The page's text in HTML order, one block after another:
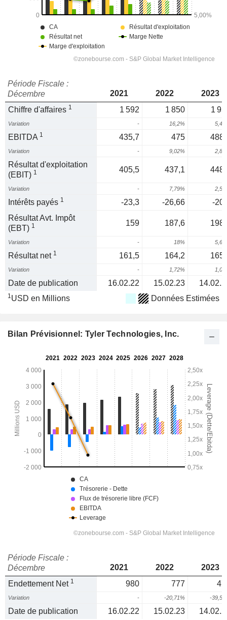
Période Fiscale :
Décembre
2021 2022
2023
Chiffre d'affaires 1 1 592 1 850 1
Variation - 16,2%
EBITDA 1 435,7 475
Variation - 9,02%
Résultat d'exploitation
(EBIT) 1 405,5 437,1
Variation - 7,79%
Intérêts payés 1 -23,3 -26,66
-
Résultat Avt. Impôt
(EBT) 1 159 187,6
Variation - 18%
Résultat net 1 161,5 164,2
Variation - 1,72%
Date de publication 16.02.22 15.02.23
1USD en Millions Données Estimées
Bilan Prévisionnel: Tyler Technologies, Inc.
Période Fiscale :
Décembre
2021 2022
2023
Endettement Net 1 980 777
Variation - -20,71% -
Date de publication 16.02.22 15.02.23